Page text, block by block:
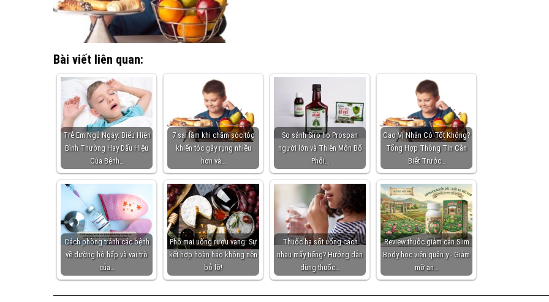
Bài viết liên quan:
Trẻ Em Ngủ Ngáy: Biểu Hiện
Bình Thường Hay Dấu Hiệu
Của Bệnh…
7 sai lầm khi chăm sóc tóc
khiến tóc gãy rụng nhiều
hơn và…
So sánh Siro ho Prospan
người lớn và Thiên Môn Bổ
Phổi…
Cao Vị Nhân Có Tốt Không?
Tổng Hợp Thông Tin Cần
Biết Trước…
Cách phòng tránh các bệnh
về đường hô hấp và vai trò
của…
Phô mai uống rượu vang: Sự
kết hợp hoàn hảo không nên
bỏ lỡ!
Thuốc hạ sốt uống cách
nhau mấy tiếng? Hướng dẫn
dùng thuốc…
Review thuốc giảm cân Slim
Body học viện quân y - Giảm
mỡ an…